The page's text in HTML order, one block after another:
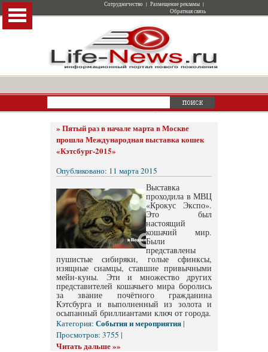
Сотрудничество | Размещение рекламы |
Обратная связь
» Пятый раз в начале марта в Москве
прошла Международная выставка кошек
«Кэтсбург-2015»
Опубликовано: 11 марта 2015
Выставка
проходила в МВЦ
«Крокус Экспо».
Это был
настоящий
кошачий мир.
Были
представлены
пушистые сибиряки, голые сфинксы,
изящные сиамцы, ставшие привычными
мейн-куны. Эти и множество других
представителей кошачьего мира боролись
за звание почётного гражданина
Кэтсбурга и выполненный из золота и
осыпанный бриллиантами ключ от города.
Категория: События и мероприятия|
Просмотров: 3755 |
Читать дальше »»